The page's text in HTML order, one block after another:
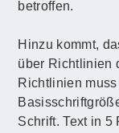
betroffen.
Hinzu kommt,
über Richtlinien
Richtlinien
Schrift. Text in